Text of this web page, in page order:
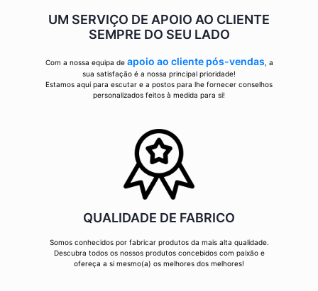
UM SERVIÇO DE APOIO AO CLIENTE
SEMPRE DO SEU LADO
Com a nossa equipa de apoio ao cliente pós-vendas , a
sua satisfação é a nossa principal prioridade!
Estamos aqui para escutar e a postos para lhe fornecer conselhos
personalizados feitos à medida para si!
QUALIDADE DE FABRICO
Somos conhecidos por fabricar produtos da mais alta qualidade.
Descubra todos os nossos produtos concebidos com paixão e
ofereça a si mesmo(a) os melhores dos melhores!